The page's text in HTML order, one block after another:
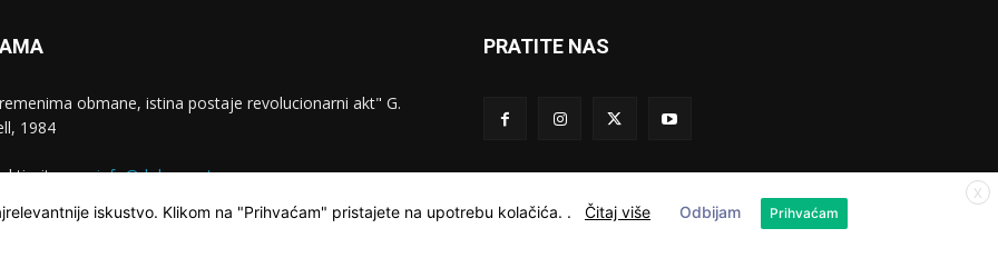
obmane, istina postaje revolucionarni akt" G.
1984
nas:info@dokumentarac.com
PRATITE NAS
X
iskustvo. Klikom na "Prihvaćam" pristajete na upotrebu kolačića. . Čitaj više Odbijam Prihvaćam